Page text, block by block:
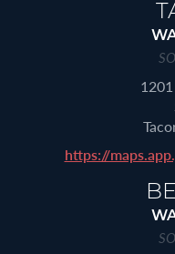
https://